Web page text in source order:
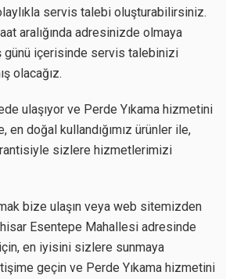
servis talebi oluşturabilirsiniz.
aralığında adresinizde olmaya
günü içerisinde servis talebinizi
olacağız.
ulaşıyor ve Perde Yıkama hizmetini
en doğal kullandığımız ürünler ile,
sizlere hizmetlerimizi
bize ulaşın veya web sitemizden
Esentepe Mahallesi adresinde
en iyisini sizlere sunmaya
geçin ve Perde Yıkama hizmetini